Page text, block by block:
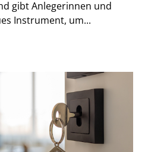
gibt Anlegerinnen und
Instrument, um...